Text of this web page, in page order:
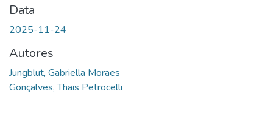
Data
2025-11-24
Autores
Jungblut, Gabriella Moraes
Gonçalves, Thais Petrocelli